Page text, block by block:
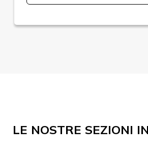
LE NOSTRE SEZIONI